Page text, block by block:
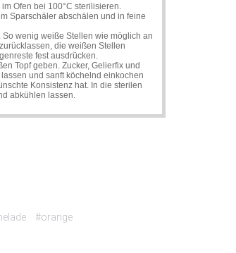
Ofen bei 100°C sterilisieren.
Sparschäler abschälen und in feine
wenig weiße Stellen wie möglich an
die weißen Stellen
fest ausdrücken.
Topf geben. Zucker, Gelierfix und
und sanft köchelnd einkochen
Konsistenz hat. In die sterilen
abkühlen lassen.
#orange